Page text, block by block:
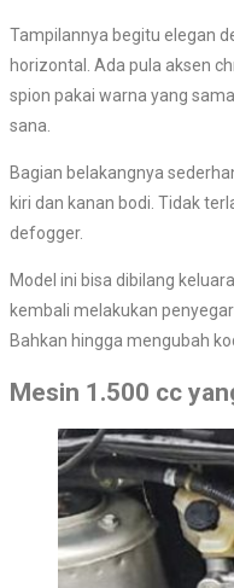
Tampilannya begitu elegan
horizontal. Ada pula aksen
spion pakai warna yang
sana.
Bagian belakangnya
kiri dan kanan bodi. Tidak
defogger.
Model ini bisa dibilang
kembali melakukan
Bahkan hingga mengubah
Mesin 1.500 cc